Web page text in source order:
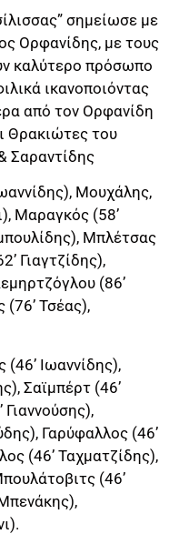
σημείωσε με
Ορφανίδης, με τους
καλύτερο πρόσωπο
ικανοποιόντας
από τον Ορφανίδη
Θρακιώτες του
Σαραντίδης
Μουχάλης,
Μαραγκός (58’
Μπλέτσας
Γιαγτζίδης),
(86’
Τσέας),
(46’ Ιωαννίδης),
Σαϊμπέρτ (46’
Γαρύφαλλος (46’
(46’ Ταχματζίδης),
(46’